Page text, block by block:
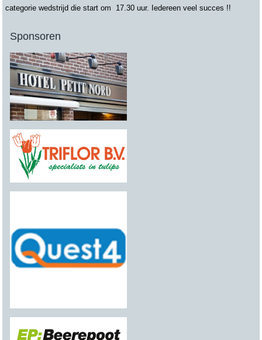
categorie wedstrijd die start om 17.30 uur. Iedereen veel succes !!
Sponsoren